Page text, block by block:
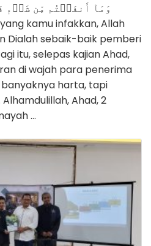
وَمَآ أَنفَقۡتُم مِّن
Dialah sebaik-baik pemberi
itu, selepas kajian Ahad,
di wajah para penerima
harta, tapi
Ahad, 2
…